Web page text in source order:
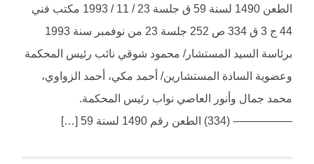
الطعن 1490 لسنة 59 ق جلسة 23 / 11 / 1993 مكتب فني
44 ج 3 ق 334 ص 252 جلسة 23 من نوفمبر سنة 1993
برئاسة السيد المستشار/ محمود شوقي نائب رئيس المحكمة
وعضوية السادة المستشارين/ أحمد مكي، أحمد الزواوي،
محمد جمال وأنور العاصي نواب رئيس المحكمة.
—————- (334) الطعن رقم 1490 لسنة 59 […]